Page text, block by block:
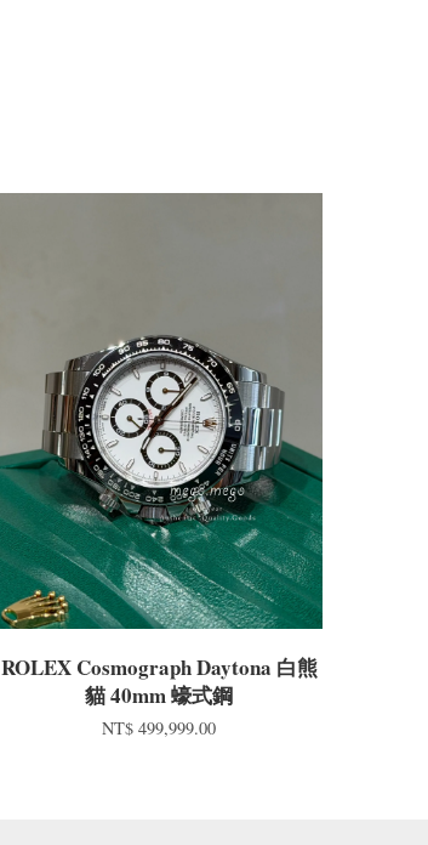
ROLEX Cosmograph Daytona 白熊
貓 40mm 蠔式鋼
NT$ 499,999.00